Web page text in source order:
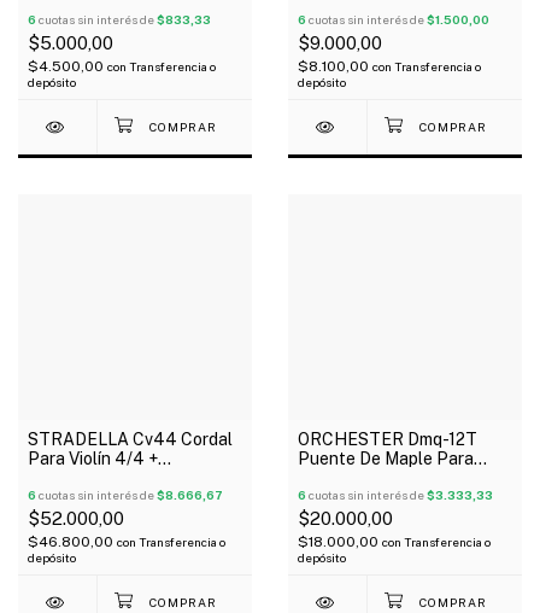
6 cuotas sin interés de$833,33
$5.000,00
$4.500,00 con Transferencia o
depósito
6 cuotas sin interés de$1.500,00
$9.000,00
$8.100,00 con Transferencia o
depósito
STRADELLA Cv44 Cordal
Para Violín 4/4 +
6 cuotas sin interés de$8.666,67
$52.000,00
$46.800,00 con Transferencia o
depósito
ORCHESTER Dmq-12T
Puente De Maple Para
6 cuotas sin interés de$3.333,33
$20.000,00
$18.000,00 con Transferencia o
depósito